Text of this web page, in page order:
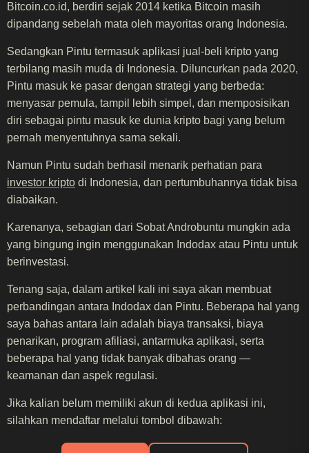
Bitcoin.co.id, berdiri sejak 2014 ketika Bitcoin masih
dipandang sebelah mata oleh mayoritas orang Indonesia.
Sedangkan Pintu termasuk aplikasi jual-beli kripto yang
terbilang masih muda di Indonesia. Diluncurkan pada 2020,
Pintu masuk ke pasar dengan strategi yang berbeda:
menyasar pemula, tampil lebih simpel, dan memposisikan
diri sebagai pintu masuk ke dunia kripto bagi yang belum
pernah menyentuhnya sama sekali.
Namun Pintu sudah berhasil menarik perhatian para
investor kripto di Indonesia, dan pertumbuhannya tidak bisa
diabaikan.
Karenanya, sebagian dari Sobat Androbuntu mungkin ada
yang bingung ingin menggunakan Indodax atau Pintu untuk
berinvestasi.
Tenang saja, dalam artikel kali ini saya akan membuat
perbandingan antara Indodax dan Pintu. Beberapa hal yang
saya bahas antara lain adalah biaya transaksi, biaya
penarikan, program afiliasi, antarmuka aplikasi, serta
beberapa hal yang tidak banyak dibahas orang —
keamanan dan aspek regulasi.
Jika kalian belum memiliki akun di kedua aplikasi ini,
silahkan mendaftar melalui tombol dibawah: